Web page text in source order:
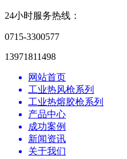
24小时服务热线：
0715-3300577
13971811498
网站首页
工业热风枪系列
工业热熔胶枪系列
产品中心
成功案例
新闻资讯
关于我们